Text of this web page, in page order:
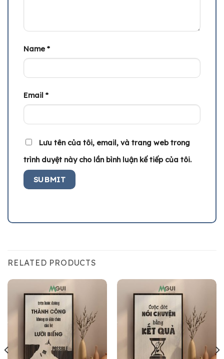
Name *
Email *
Lưu tên của tôi, email, và trang web trong
trình duyệt này cho lần bình luận kế tiếp của tôi.
RELATED PRODUCTS